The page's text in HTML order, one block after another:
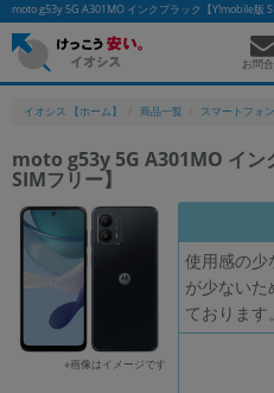
moto g53y 5G A301MO インクブラック【Y!mobile版
お問
イオシス 【ホーム】 商品一覧 スマートフォン
moto g53y 5G A301MO イ
SIMフリー】
※画像はイメージです
使用感の少
が少ないた
ております。
かんたんパソコン検索
フリーワード
除外ワード
人気の検索ワード： Let's note